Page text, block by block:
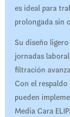
es ideal para
prolongada sin
Su diseño
jornadas
filtración
Con el respaldo
pueden
Media Cara